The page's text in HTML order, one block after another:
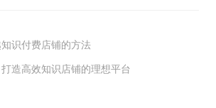
识付费店铺的方法
造高效知识店铺的理想平台